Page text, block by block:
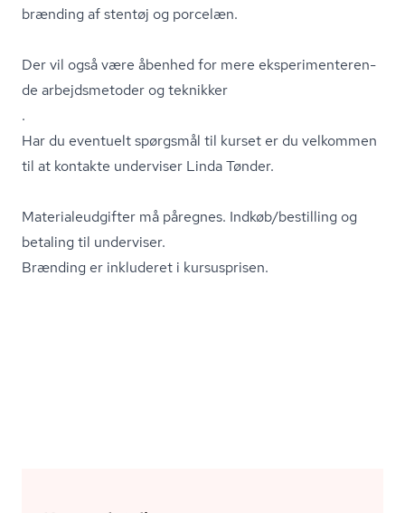
brænding af stentøj og porcelæn.
Der vil også være åbenhed for mere eks­pe­ri­men­te­ren­
de arbejdsmetoder og teknikker
.
Har du eventuelt spørgsmål til kurset er du velkommen
til at kontakte underviser Linda Tønder.
Ma­te­ri­aleud­gif­ter må påregnes. Indkøb/bestilling og
betaling til underviser.
Brænding er inkluderet i kursusprisen.